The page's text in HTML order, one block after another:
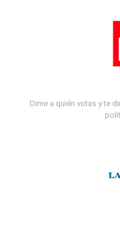
Dime a quién votas y te